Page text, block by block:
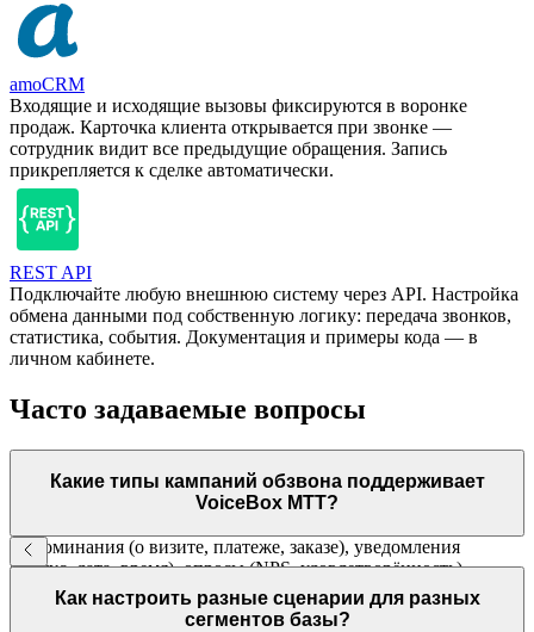
amoCRM
Входящие и исходящие вызовы фиксируются в воронке
продаж. Карточка клиента открывается при звонке —
сотрудник видит все предыдущие обращения. Запись
прикрепляется к сделке автоматически.
REST API
Подключайте любую внешнюю систему через API. Настройка
обмена данными под собственную логику: передача звонков,
статистика, события. Документация и примеры кода — в
личном кабинете.
Часто задаваемые вопросы
Какие типы кампаний обзвона поддерживает
VoiceBox МТТ?
Напоминания (о визите, платеже, заказе), уведомления
(статус, дата, время), опросы (NPS, удовлетворённость),
реактивация базы (лиды, клиенты), взыскание
задолженностей, рекрутинг. Любой сценарий под вашу задачу.
Как настроить разные сценарии для разных
сегментов базы?